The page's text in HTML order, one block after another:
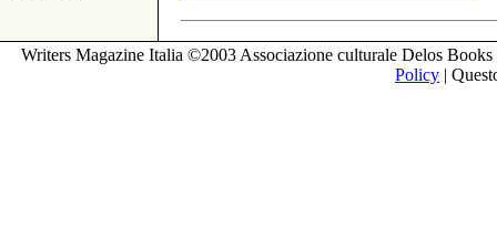
Writers Magazine Italia ©2003 Associazione culturale Delos
Policy |